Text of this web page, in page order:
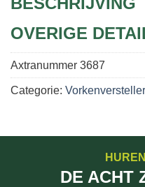
OVERIGE
Axtranummer 3687
Categorie:
DE ACHT